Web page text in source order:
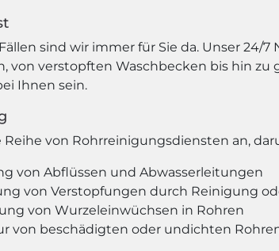
sind wir immer für Sie da. Unser 24/
von verstopften Waschbecken bis hin
Ihnen sein.
von Rohrreinigungsdiensten an,
von Abflüssen und Abwasserleitungen
von Verstopfungen durch Reinigung
von Wurzeleinwüchsen in Rohren
von beschädigten oder undichten